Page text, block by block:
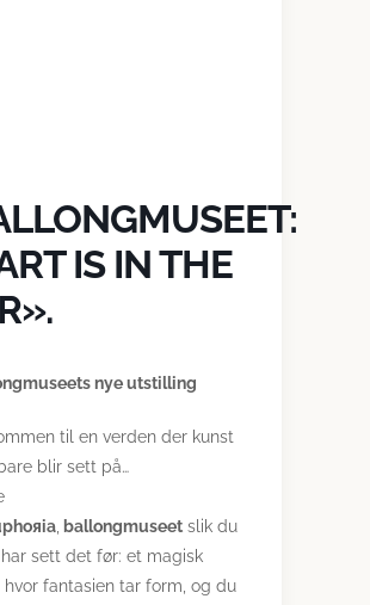
IS IN THE
nye utstilling
til en verden der kunst
blir sett på…
ballongmuseet slik du
sett det før: et magisk
hvor fantasien tar form, og du